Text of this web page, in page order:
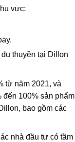
vực:
thuyền tại Dillon
từ năm 2021, và
100% sản phẩm
bao gồm các
nhà đầu tư có tầm